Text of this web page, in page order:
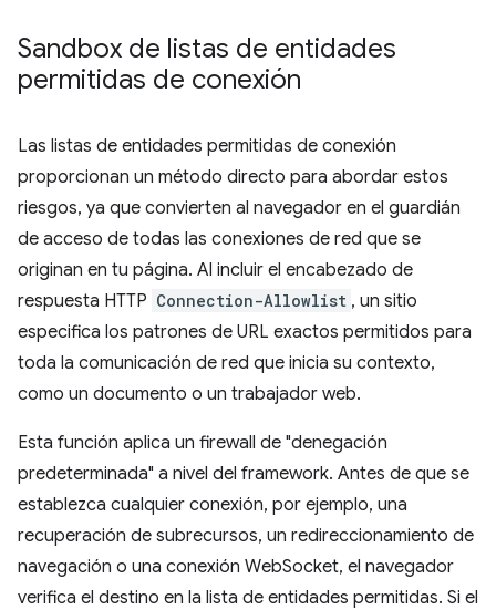
Sandbox de listas de entidades
permitidas de conexión
Las listas de entidades permitidas de conexión
proporcionan un método directo para abordar estos
riesgos, ya que convierten al navegador en el guardián
de acceso de todas las conexiones de red que se
originan en tu página. Al incluir el encabezado de
respuesta HTTP Connection-Allowlist , un sitio
especifica los patrones de URL exactos permitidos para
toda la comunicación de red que inicia su contexto,
como un documento o un trabajador web.
Esta función aplica un firewall de "denegación
predeterminada" a nivel del framework. Antes de que se
establezca cualquier conexión, por ejemplo, una
recuperación de subrecursos, un redireccionamiento de
navegación o una conexión WebSocket, el navegador
verifica el destino en la lista de entidades permitidas. Si el